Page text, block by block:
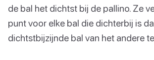
de bal het dichtst bij de pallino. Ze
punt voor elke bal die dichterbij is
dichtstbijzijnde bal van het andere